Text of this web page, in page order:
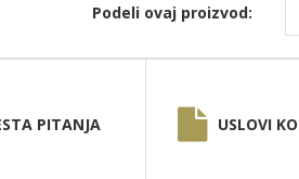
Podeli ovaj proizvod:
PITANJA USLOVI